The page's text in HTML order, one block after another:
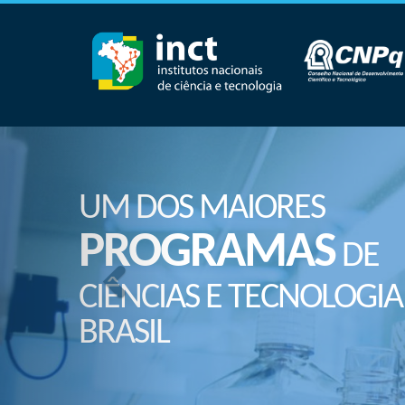
UM DOS MAIORES
PROGRAMASDE
CIÊNCIAS E
BRASIL